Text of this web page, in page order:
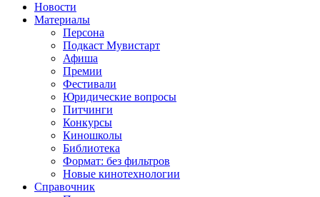
Новости
Материалы
Персона
Подкаст Мувистарт
Афиша
Премии
Фестивали
Юридические вопросы
Питчинги
Конкурсы
Киношколы
Библиотека
Формат: без фильтров
Новые кинотехнологии
Справочник